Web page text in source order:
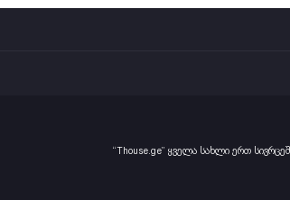
“Thouse.ge” ყველა სახლი ერთ